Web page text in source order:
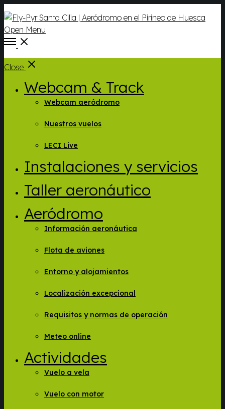
Open Menu
Close
Webcam & Track
Webcam aeródromo
Nuestros vuelos
LECI Live
Instalaciones y servicios
Taller aeronáutico
Aeródromo
Información aeronáutica
Flota de aviones
Entorno y alojamientos
Localización excepcional
Requisitos y normas de operación
Meteo online
Actividades
Vuelo a vela
Vuelo con motor